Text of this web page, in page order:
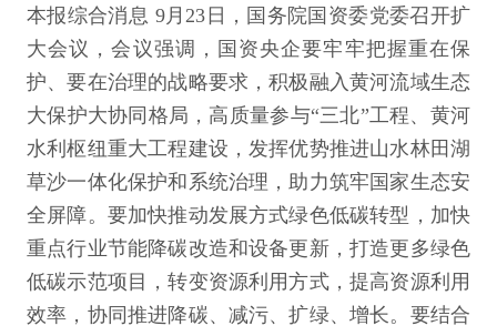
本报综合消息 9月23日，国务院国资委党委召开扩
大会议，会议强调，国资央企要牢牢把握重在保
护、要在治理的战略要求，积极融入黄河流域生态
大保护大协同格局，高质量参与“三北”工程、黄河
水利枢纽重大工程建设，发挥优势推进山水林田湖
草沙一体化保护和系统治理，助力筑牢国家生态安
全屏障。要加快推动发展方式绿色低碳转型，加快
重点行业节能降碳改造和设备更新，打造更多绿色
低碳示范项目，转变资源利用方式，提高资源利用
效率，协同推进降碳、减污、扩绿、增长。要结合